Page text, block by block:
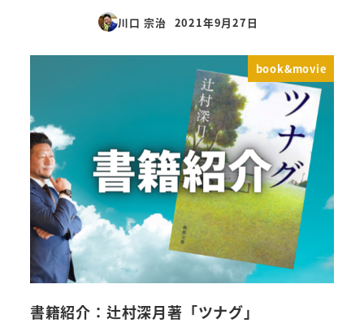
川口 宗治
投稿日
2021年9月27日
book&movie
書籍紹介：辻村深月著「ツナグ」